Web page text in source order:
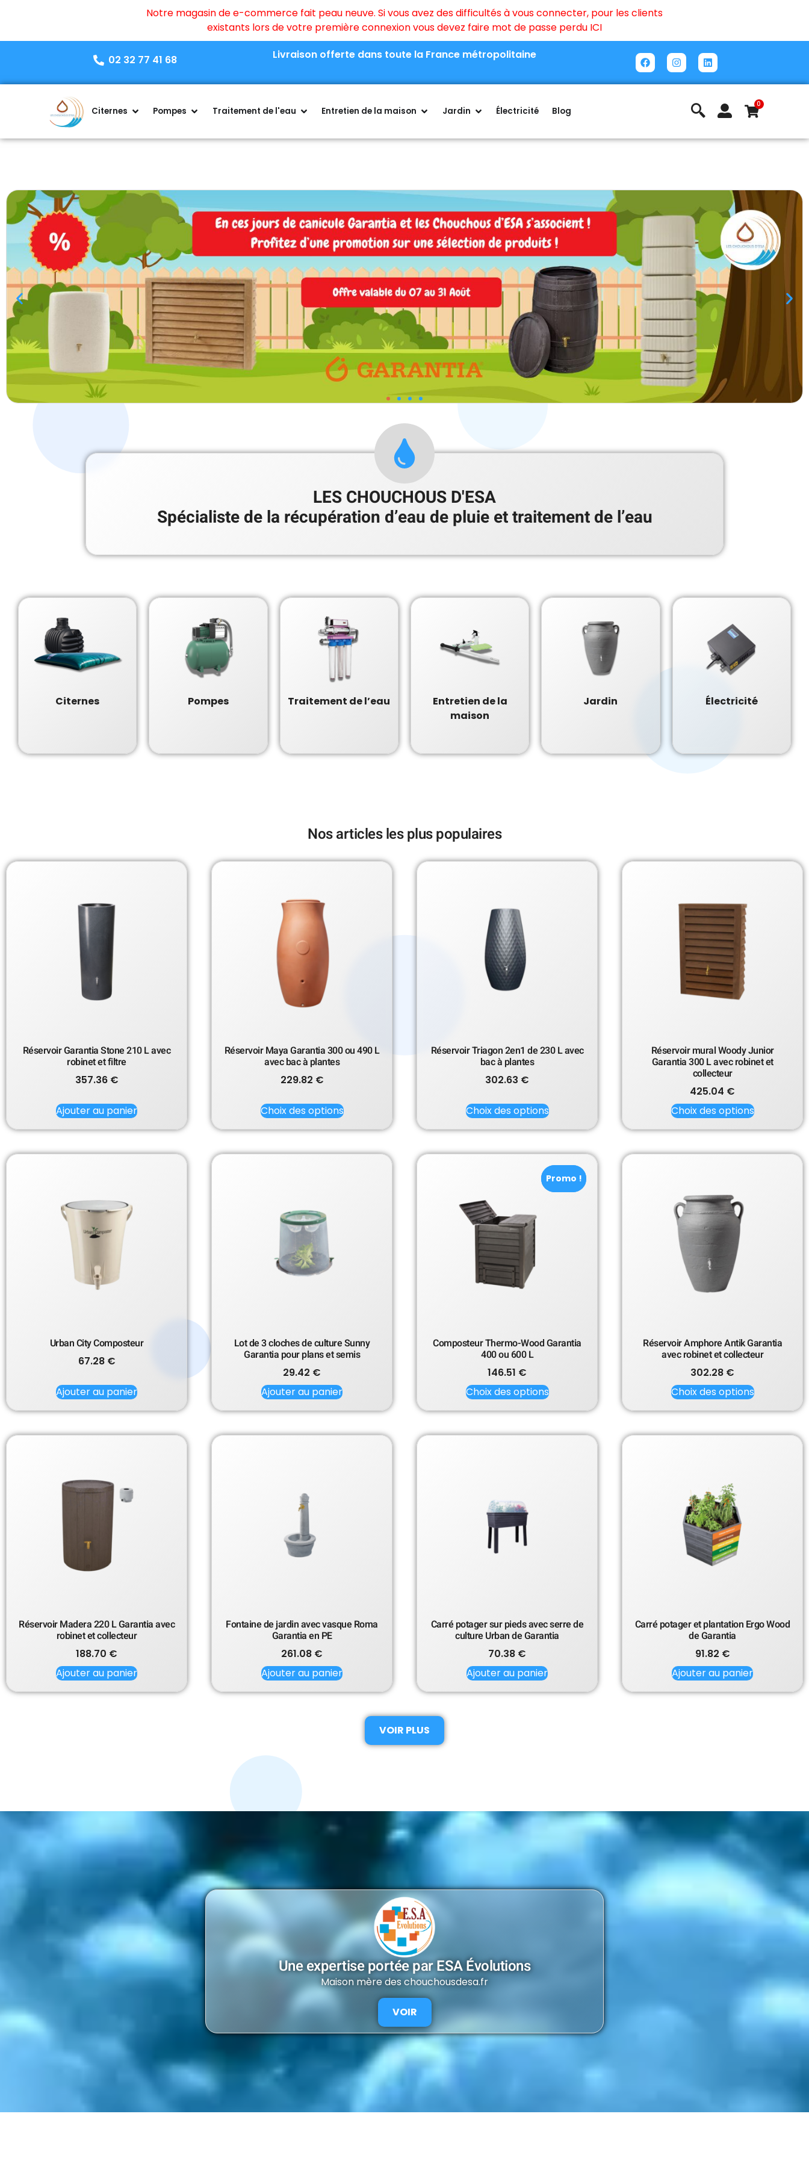
Notre magasin de e-commerce fait peau neuve. Si vous avez des difficultés à vous connecter, pour les clients
existants lors de votre première connexion vous devez faire mot de passe perdu ICI
02 32 77 41 68 Livraison offerte dans toute la France métropolitaine
Citernes Pompes Traitement de l'eau Entretien de la maison Jardin Électricité Blog
0
LES CHOUCHOUS D'ESA
Spécialiste de la récupération d’eau de pluie et traitement de l’eau
Citernes Pompes Traitement de l’eau
Entretien de la
maison
Jardin Électricité
Nos articles les plus populaires
Réservoir Garantia Stone 210 L avec
robinet et filtre
357.36 €
Ajouter au panier
Réservoir Maya Garantia 300 ou 490 L
avec bac à plantes
229.82 €
Choix des options
Réservoir Triagon 2en1 de 230 L avec
bac à plantes
302.63 €
Choix des options
Réservoir mural Woody Junior
Garantia 300 L avec robinet et
collecteur
425.04 €
Choix des options
Urban City Composteur
67.28 €
Ajouter au panier
Lot de 3 cloches de culture Sunny
Garantia pour plans et semis
29.42 €
Ajouter au panier
Promo !
Promo !
Composteur Thermo-Wood Garantia
400 ou 600 L
146.51 €
Choix des options
Réservoir Amphore Antik Garantia
avec robinet et collecteur
302.28 €
Choix des options
Réservoir Madera 220 L Garantia avec
robinet et collecteur
188.70 €
Ajouter au panier
Fontaine de jardin avec vasque Roma
Garantia en PE
261.08 €
Ajouter au panier
Carré potager sur pieds avec serre de
culture Urban de Garantia
70.38 €
Ajouter au panier
Carré potager et plantation Ergo Wood
de Garantia
91.82 €
Ajouter au panier
VOIR PLUS
Une expertise portée par ESA Évolutions
Maison mère des chouchousdesa.fr
VOIR